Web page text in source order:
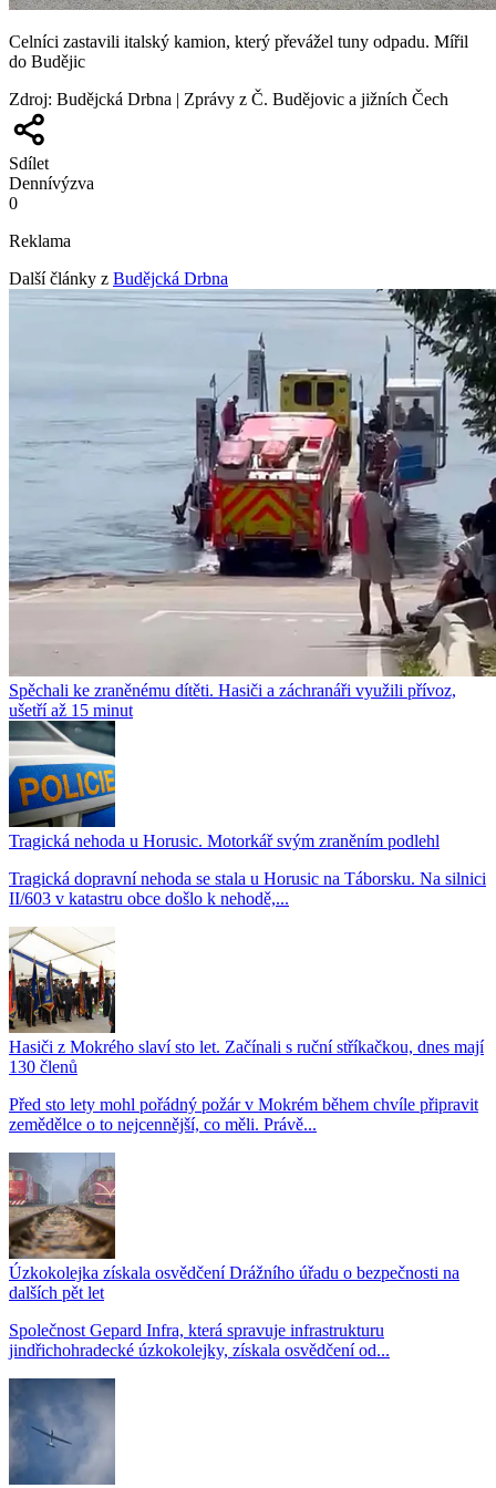
Celníci zastavili italský kamion, který převážel tuny odpadu. Mířil
do Budějic
Zdroj: Budějcká Drbna | Zprávy z Č. Budějovic a jižních Čech
Sdílet
Dennívýzva
0
Reklama
Další články z Budějcká Drbna
Spěchali ke zraněnému dítěti. Hasiči a záchranáři využili přívoz,
ušetří až 15 minut
Tragická nehoda u Horusic. Motorkář svým zraněním podlehl
Tragická dopravní nehoda se stala u Horusic na Táborsku. Na silnici
II/603 v katastru obce došlo k nehodě,...
Hasiči z Mokrého slaví sto let. Začínali s ruční stříkačkou, dnes mají
130 členů
Před sto lety mohl pořádný požár v Mokrém během chvíle připravit
zemědělce o to nejcennější, co měli. Právě...
Úzkokolejka získala osvědčení Drážního úřadu o bezpečnosti na
dalších pět let
Společnost Gepard Infra, která spravuje infrastrukturu
jindřichohradecké úzkokolejky, získala osvědčení od...